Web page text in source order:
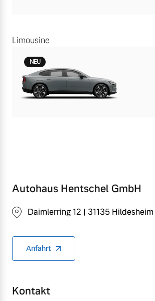
Limousine
NEU
Autohaus Hentschel GmbH
Daimlerring 12 | 31135 Hildesheim
Anfahrt
Kontakt